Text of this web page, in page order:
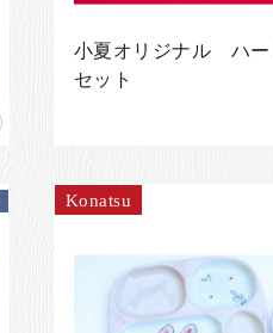
小夏オリジナル ハ
セット
Konatsu